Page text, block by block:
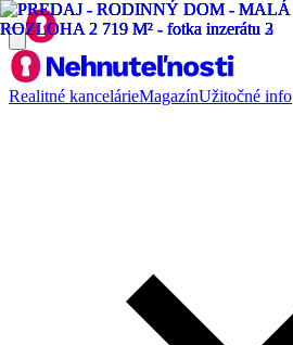
Realitné kancelárieMagazínUžitočné info